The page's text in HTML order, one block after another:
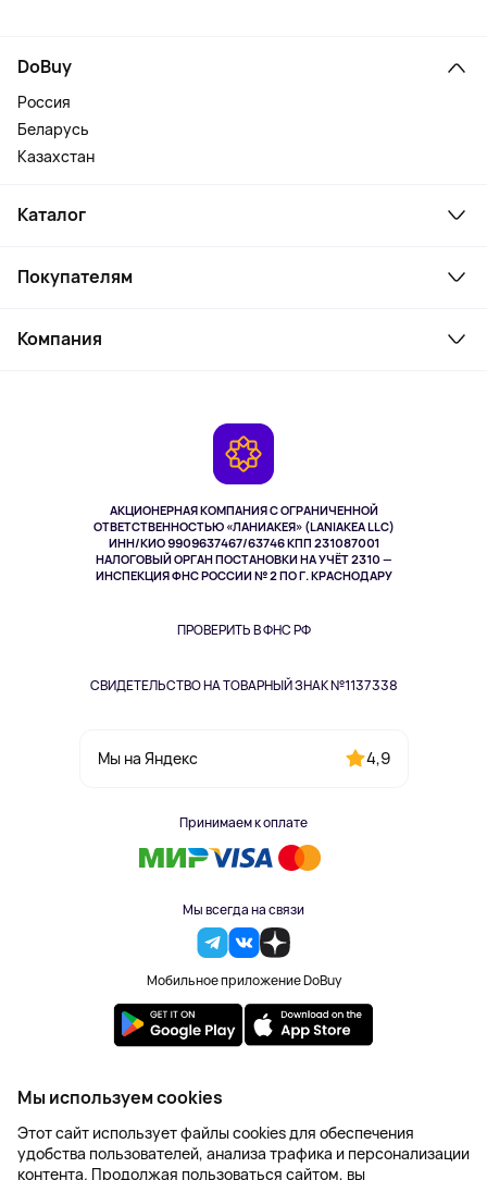
АКЦИОНЕРНАЯ КОМПАНИЯ С ОГРАНИЧЕННОЙ
ОТВЕТСТВЕННОСТЬЮ «ЛАНИАКЕЯ» (LANIAKEA LLC)
ИНН/КИО 9909637467/63746 КПП 231087001
НАЛОГОВЫЙ ОРГАН ПОСТАНОВКИ НА УЧЁТ 2310 —
ИНСПЕКЦИЯ ФНС РОССИИ № 2 ПО Г. КРАСНОДАРУ
ПРОВЕРИТЬ В ФНС РФ
СВИДЕТЕЛЬСТВО НА ТОВАРНЫЙ ЗНАК №1137338
Мы на Яндекс 4,9
Принимаем к оплате
Мы всегда на связи
Мобильное приложение DoBuy
DoBuy
Россия
Беларусь
Казахстан
Каталог
Ноутбуки, мониторы, VR
Косметика и уход
Здоровье питомцев
Одежда и аксессуары
Покупателям
Как заказать
Компания
2023-2026 © DoBuy. Все права защищены
Правила обработки персональных данных
Пользовательское соглашение
Оферта
Мы используем cookies
Этот сайт использует файлы cookies для обеспечения
удобства пользователей, анализа трафика и персонализации
контента. Продолжая пользоваться сайтом, вы